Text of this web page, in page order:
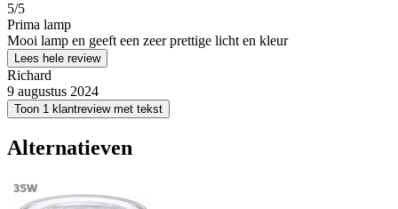
5/5
Prima lamp
Mooi lamp en geeft een zeer prettige licht en kleur
Lees hele review
Richard
9 augustus 2024
Toon 1 klantreview met tekst
Alternatieven